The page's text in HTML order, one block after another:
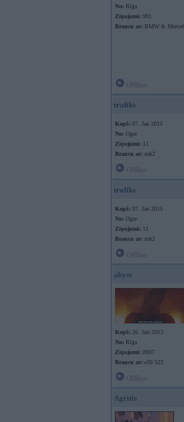
No: Rīga
Ziņojumi: 991
Braucu ar: BMW &
trafiks
Kopš: 07. Jan 2015
No: Ogre
Ziņojumi: 11
Braucu ar: mk2
trafiks
Kopš: 07. Jan 2015
No: Ogre
Ziņojumi: 11
Braucu ar: mk2
abyss
Kopš: 26. Jun 2013
No: Rīga
Ziņojumi: 8907
Braucu ar: e39 523
Agritis